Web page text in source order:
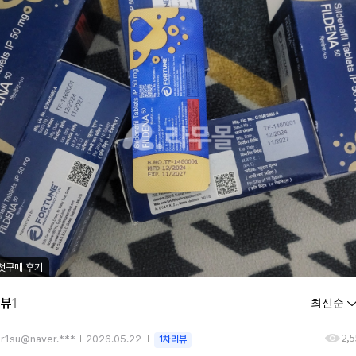
구매 후기
1
2026.05.22 1차리뷰